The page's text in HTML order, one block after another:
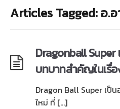
Articles Tagged: อ.อ
Dragonball Super
บทบาทสำคัญในเรื่
Dragon Ball Super เป็
ใหม่ ที่ […]